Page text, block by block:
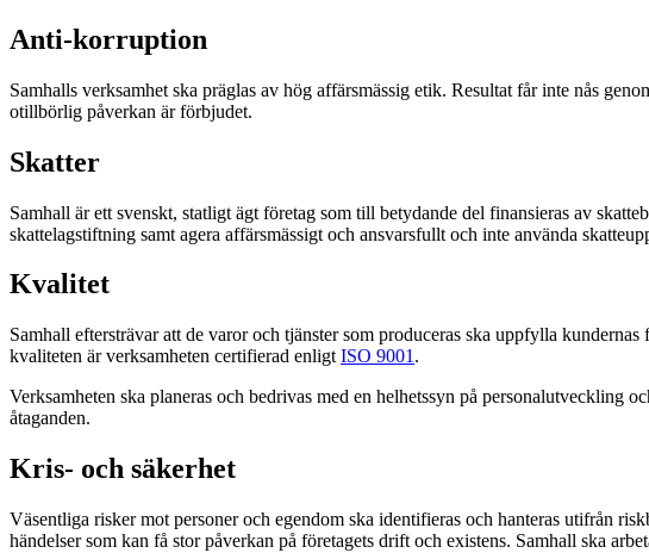
Anti-korruption
Samhalls verksamhet ska präglas av hög affärsmässig etik. Resultat får inte nås
otillbörlig påverkan är förbjudet.
Skatter
Samhall är ett svenskt, statligt ägt företag som till betydande del finansieras av
skattelagstiftning samt agera affärsmässigt och ansvarsfullt och inte använda
Kvalitet
Samhall eftersträvar att de varor och tjänster som produceras ska uppfylla
kvaliteten är verksamheten certifierad enligt ISO 9001 .
Verksamheten ska planeras och bedrivas med en helhetssyn på personalutveckling
åtaganden.
Kris- och säkerhet
Väsentliga risker mot personer och egendom ska identifieras och hanteras utifrån
händelser som kan få stor påverkan på företagets drift och existens. Samhall ska